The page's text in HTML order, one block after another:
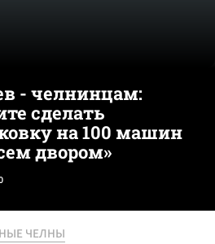
- челнинцам:
сделать
на 100 машин
двором»
ЧЕЛНЫ